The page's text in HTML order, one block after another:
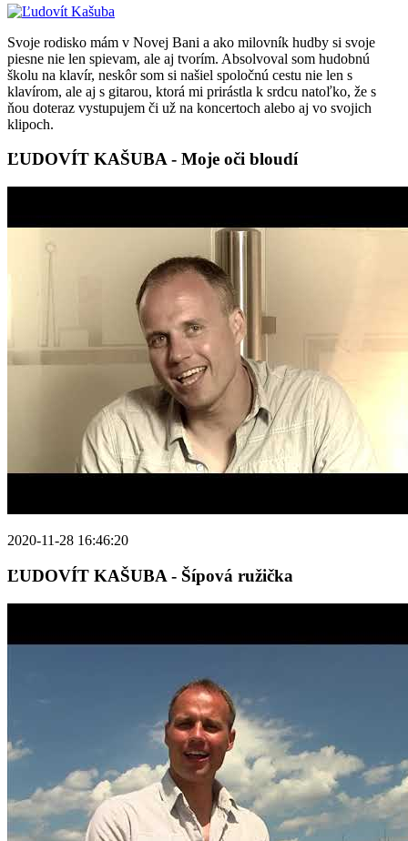
Svoje rodisko mám v Novej Bani a ako milovník hudby si svoje
piesne nie len spievam, ale aj tvorím. Absolvoval som hudobnú
školu na klavír, neskôr som si našiel spoločnú cestu nie len s
klavírom, ale aj s gitarou, ktorá mi prirástla k srdcu natoľko, že s
ňou doteraz vystupujem či už na koncertoch alebo aj vo svojich
klipoch.
ĽUDOVÍT KAŠUBA - Moje oči bloudí
2020-11-28 16:46:20
ĽUDOVÍT KAŠUBA - Šípová ružička